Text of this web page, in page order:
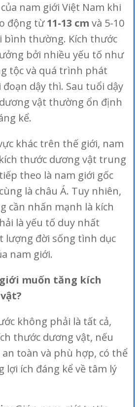
nam giới Việt Nam khi
động từ11-13 cm và 5-10
bình thường. Kích thước
bởi nhiều yếu tố như
tộc và quá trình phát
dậy thì. Sau tuổi dậy
vật thường ổn định
kể.
khác trên thế giới, nam
thước dương vật trung
theo là nam giới gốc
là châu Á. Tuy nhiên,
cần nhấn mạnh là kích
là yếu tố duy nhất
lượng đời sống tình dục
nam giới.
muốn tăng kích
không phải là tất cả,
thước dương vật, nếu
toàn và phù hợp, có thể
lợi ích đáng kể về tâm lý